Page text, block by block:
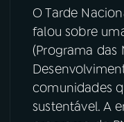
04PROGRAMAS
PODCASTS
06VIDEOCASTS
O Tarde
falou sobre
(Programa das
comunidades
sustentável. A